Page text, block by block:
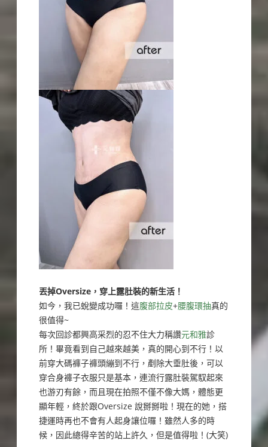
丟掉Oversize，穿上露肚裝的新生活！
如今，我已蛻變成功囉！這腹部拉皮+腰腹環抽真的
很值得~
每次回診都興高采烈的忍不住大力稱讚元和雅診
所！畢竟看到自己越來越美，真的開心到不行！以
前穿大碼褲子褲頭繃到不行，剷除大垂肚後，可以
穿合身褲子衣服只是基本，連流行露肚裝駕馭起來
也游刃有餘，而且現在拍照不僅不像大媽，體態更
顯年輕，終於跟Oversize 說掰掰啦！現在的她，搭
捷運時再也不會有人起身讓位囉！雖然人多的時
候，因此總得辛苦的站上許久，但是值得啦！(大笑)